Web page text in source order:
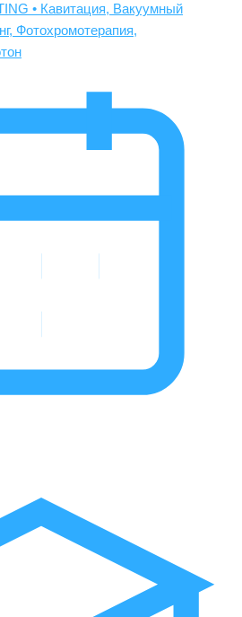
• Кавитация, Вакуумный
Фотохромотерапия,